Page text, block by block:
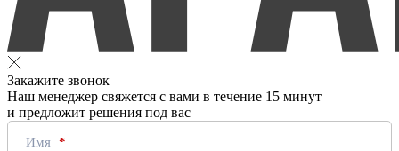
Закажите звонок
Наш менеджер свяжется с вами в течение 15 минут
и предложит решения под вас
Имя